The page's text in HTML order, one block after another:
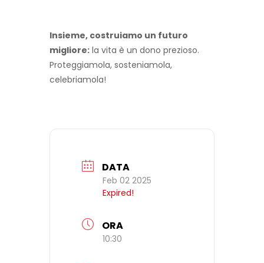
Insieme, costruiamo un futuro
migliore: la vita è un dono prezioso.
Proteggiamola, sosteniamola,
celebriamola!
DATA
Feb 02 2025
Expired!
ORA
10:30